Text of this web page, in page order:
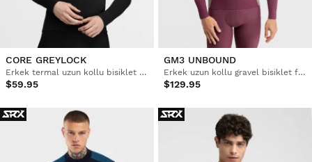
CORE GREYLOCK
Erkek termal uzun kollu bisiklet forması
$59.95
GM3 UNBOUND
Erkek uzun kollu gravel bisiklet forması
$129.95